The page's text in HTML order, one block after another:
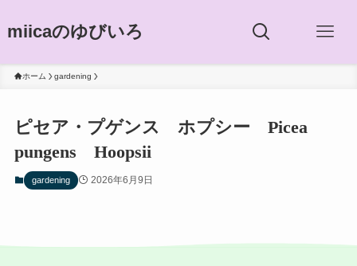
miicaのゆびいろ
ホーム gardening
ピセア・プゲンス ホプシー Picea
pungens Hoopsii
gardening 2026年6月9日